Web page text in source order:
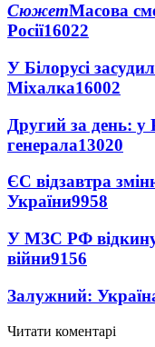
СюжетМасова
Росії16022
У Білорусі
Міхалка16002
Другий за день:
генерала13020
ЄС відзавтра
України9958
У МЗС РФ
війни9156
Залужний:
Читати коментарі